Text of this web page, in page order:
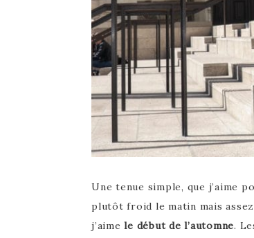
Une tenue simple, que j’aime
plutôt froid le matin mais
j’aimele début de l’automne.